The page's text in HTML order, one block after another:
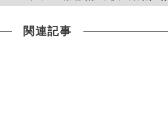
関連記事